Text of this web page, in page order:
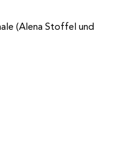
(Alena Stoffel und